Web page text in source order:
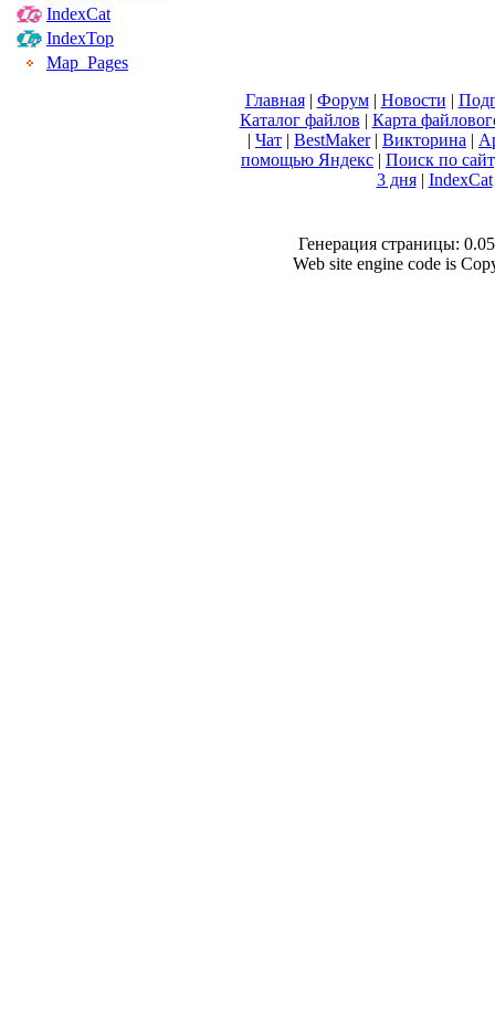
IndexCat
IndexTop
Map_Pages
Главная| Форум| Новости |
Каталог файлов | Карта
| Чат | BestMaker| Викторина |
помощью Яндекс | Поиск по
3 дня| IndexCat
Генерация страницы:
Web site engine code is